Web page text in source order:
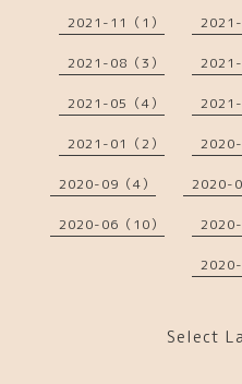
2021-11（1） 2021-
2021-08（3） 2021-
2021-05（4） 2021-
2021-01（2） 2020-
2020-09（4） 2020-
2020-06（10） 2020-
2020-
Select